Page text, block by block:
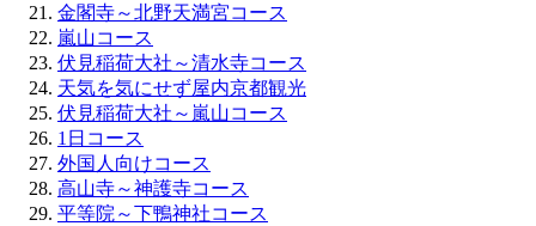
金閣寺～北野天満宮コース
嵐山コース
伏見稲荷大社～清水寺コース
天気を気にせず屋内京都観光
伏見稲荷大社～嵐山コース
1日コース
外国人向けコース
高山寺～神護寺コース
平等院～下鴨神社コース